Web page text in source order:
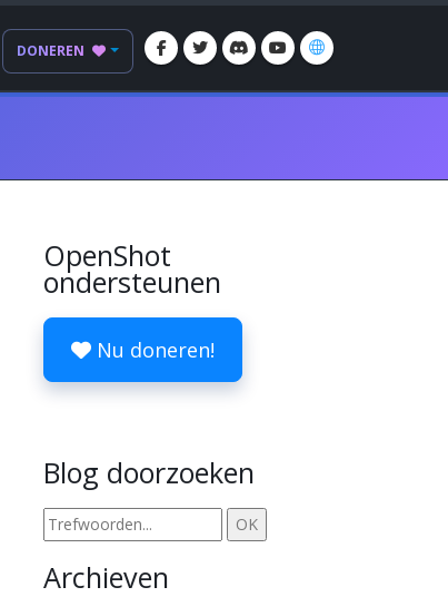
DONEREN
OpenShot
ondersteunen
Nu doneren!
Blog doorzoeken
Archieven